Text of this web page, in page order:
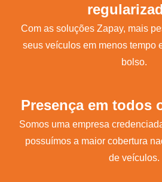
Com as soluções Zapay, mais
seus veículos em menos tempo
bolso.
Presença em todos
Somos uma empresa
possuímos a maior cobertura
de veículos.